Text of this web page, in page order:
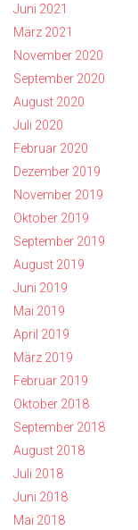
Juni 2021
März 2021
November 2020
September 2020
August 2020
Juli 2020
Februar 2020
Dezember 2019
November 2019
Oktober 2019
September 2019
August 2019
Juni 2019
Mai 2019
April 2019
März 2019
Februar 2019
Oktober 2018
September 2018
August 2018
Juli 2018
Juni 2018
Mai 2018